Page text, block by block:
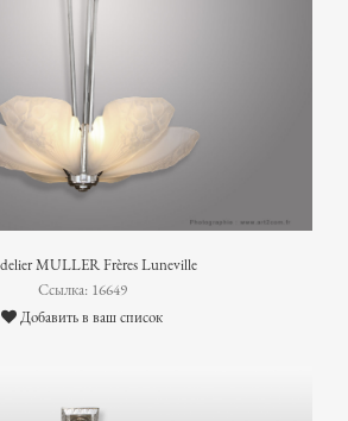
MULLER Frères Luneville
Ссылка: 16649
Добавить в ваш список